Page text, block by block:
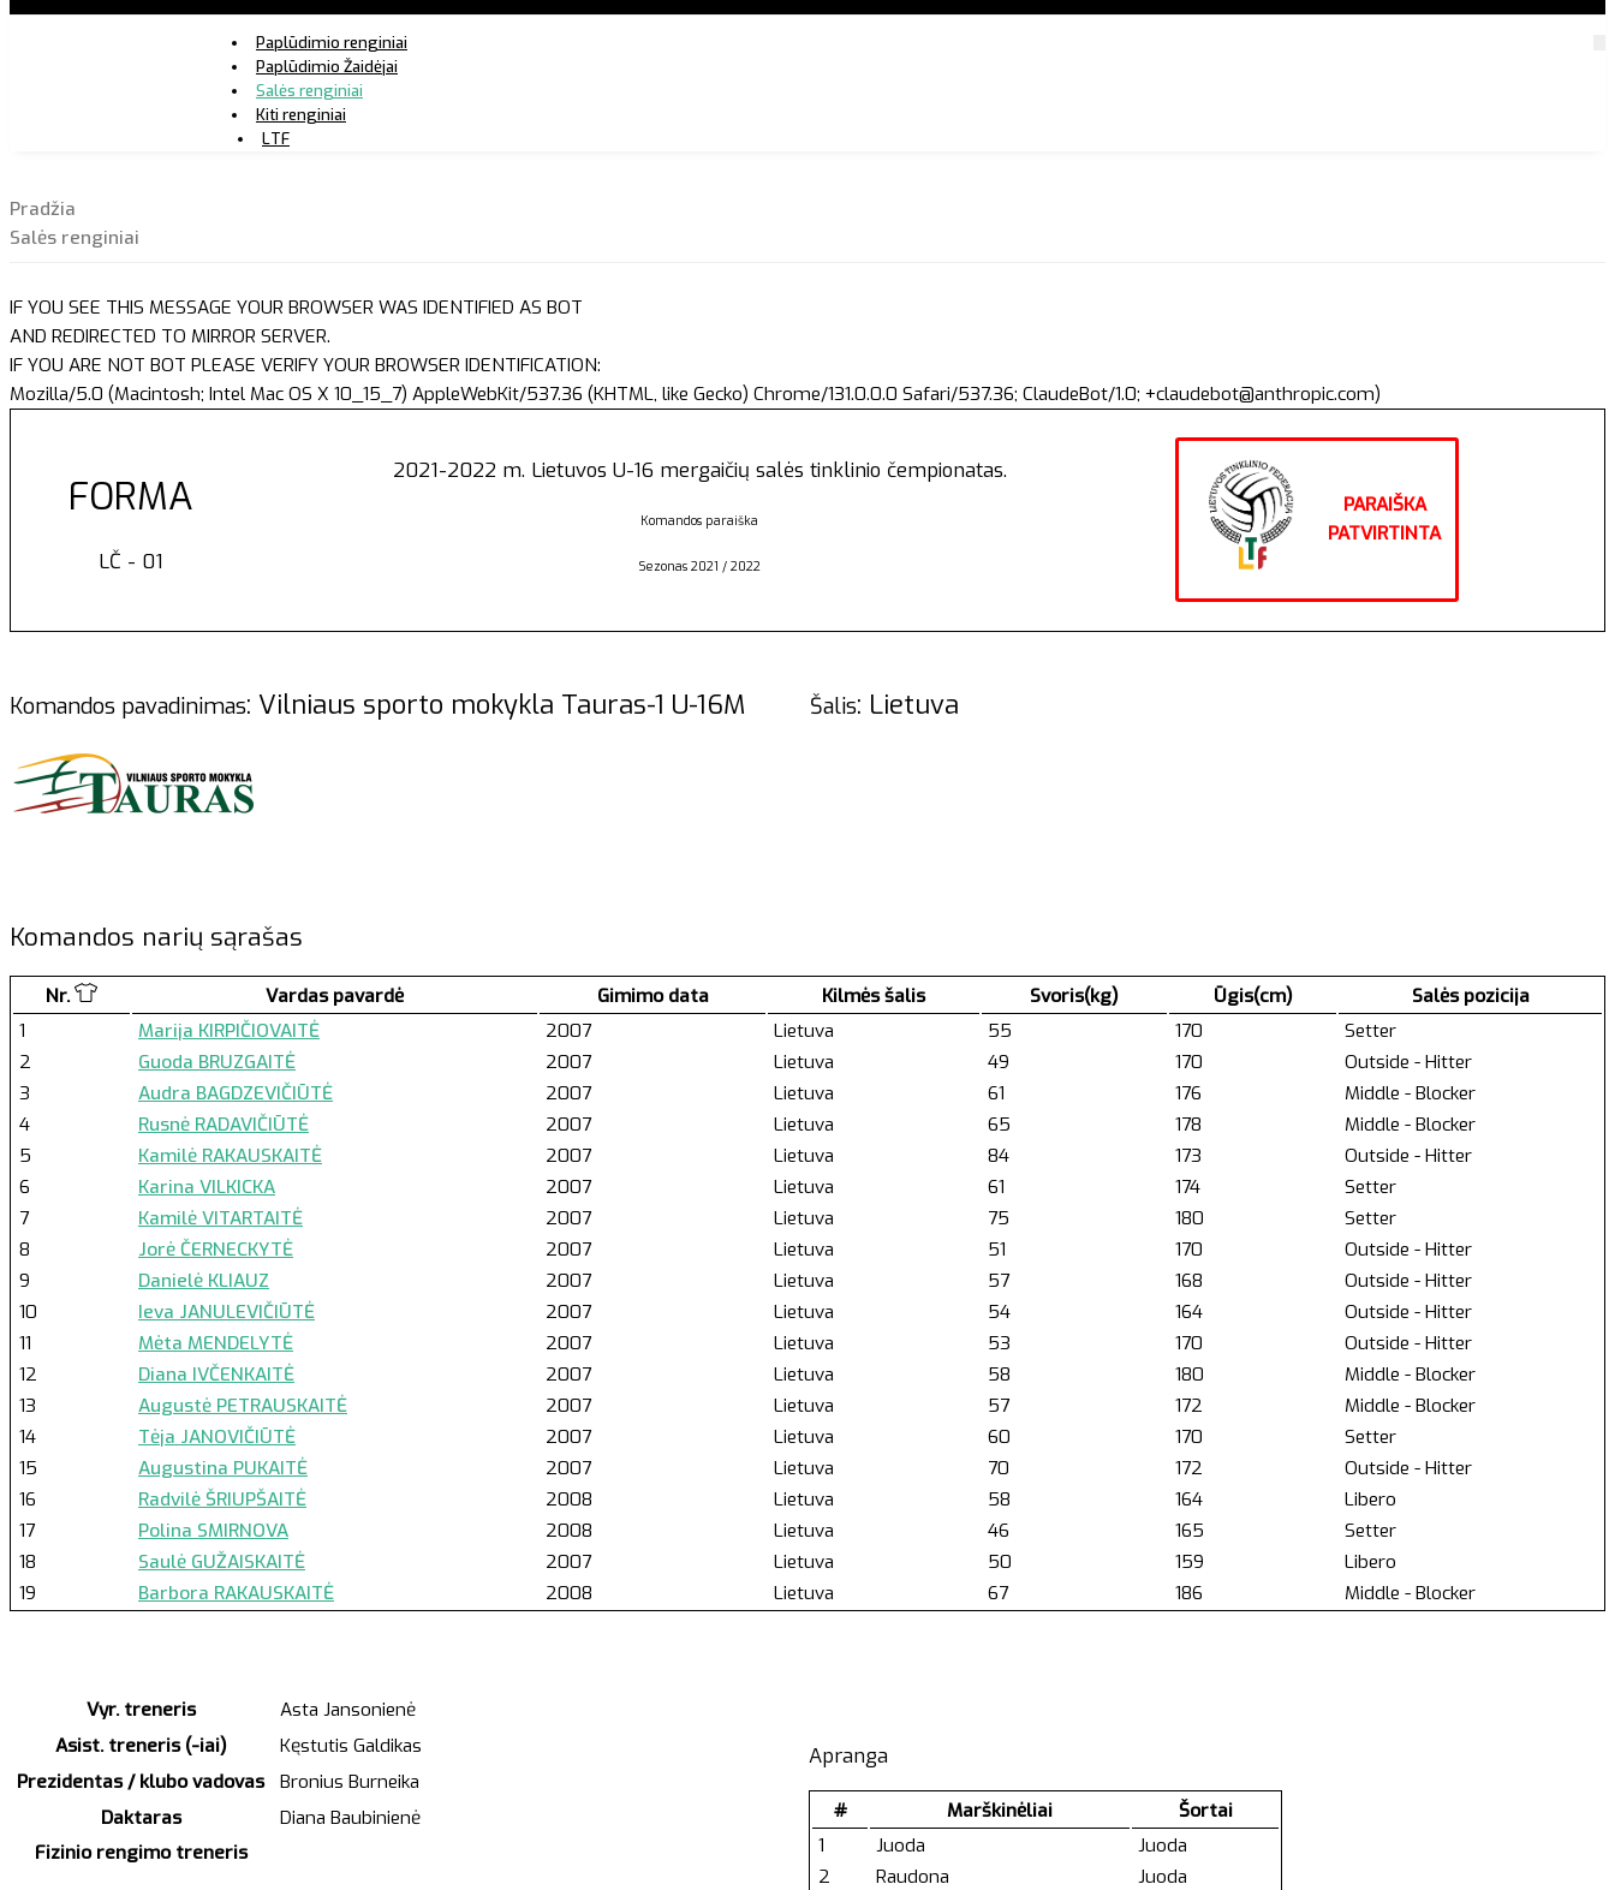
Paplūdimio renginiai
Paplūdimio Žaidėjai
Salės renginiai
Kiti renginiai
LTF
Pradžia
Salės renginiai
IF YOU SEE THIS MESSAGE YOUR BROWSER WAS IDENTIFIED AS BOT
AND REDIRECTED TO MIRROR SERVER.
IF YOU ARE NOT BOT PLEASE VERIFY YOUR BROWSER IDENTIFICATION:
Mozilla/5.0 (Macintosh; Intel Mac OS X 10_15_7) AppleWebKit/537.36 (KHTML, like Gecko) Chrome/131.0.0.0 Safari/537.36; ClaudeBot/1.0; +claudebot@anthropic.com)
FORMA
LČ - 01
2021-2022 m. Lietuvos U-16 mergaičių salės tinklinio čempionatas.
Komandos paraiška
Sezonas 2021 / 2022
PARAIŠKA
PATVIRTINTA
Komandos pavadinimas: Vilniaus sporto mokykla Tauras-1 U-16M Šalis: Lietuva
Komandos narių sąrašas
Nr. Vardas pavardė Gimimo data Kilmės šalis Svoris(kg) Ūgis(cm)
Salės pozicija
1
Marija KIRPIČIOVAITĖ 2007 Lietuva 55 170
Setter
2
Guoda BRUZGAITĖ 2007 Lietuva 49 170
Outside - Hitter
3
Audra BAGDZEVIČIŪTĖ 2007 Lietuva 61 176
Middle - Blocker
4
Rusnė RADAVIČIŪTĖ 2007 Lietuva 65 178
Middle - Blocker
5
Kamilė RAKAUSKAITĖ 2007 Lietuva 84 173
Outside - Hitter
6
Karina VILKICKA 2007 Lietuva 61 174
Setter
7
Kamilė VITARTAITĖ 2007 Lietuva 75 180
Setter
8
Jorė ČERNECKYTĖ 2007 Lietuva 51 170
Outside - Hitter
9
Danielė KLIAUZ 2007 Lietuva 57 168
Outside - Hitter
10
Ieva JANULEVIČIŪTĖ 2007 Lietuva 54 164
Outside - Hitter
11
Mėta MENDELYTĖ 2007 Lietuva 53 170
Outside - Hitter
12
Diana IVČENKAITĖ 2007 Lietuva 58 180
Middle - Blocker
13
Augustė PETRAUSKAITĖ 2007 Lietuva 57 172
Middle - Blocker
14
Tėja JANOVIČIŪTĖ 2007 Lietuva 60 170
Setter
15
Augustina PUKAITĖ 2007 Lietuva 70 172
Outside - Hitter
16
Radvilė ŠRIUPŠAITĖ 2008 Lietuva 58 164
Libero
17
Polina SMIRNOVA 2008 Lietuva 46 165
Setter
18
Saulė GUŽAISKAITĖ 2007 Lietuva 50 159
Libero
19
Barbora RAKAUSKAITĖ 2008 Lietuva 67 186 Middle - Blocker
Vyr. treneris
Asta Jansonienė
Asist. treneris (-iai)
Kęstutis Galdikas
Prezidentas / klubo vadovas
Bronius Burneika
Daktaras
Diana Baubinienė
Fizinio rengimo treneris
Apranga
# Marškinėliai
Šortai
1
Juoda
Juoda
2
Raudona
Juoda